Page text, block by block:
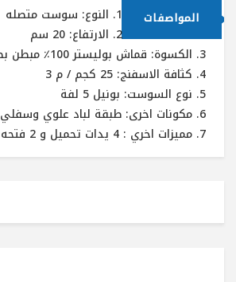
المواصفات
النوع: سوست متصله
الارتفاع: 20 سم
الكسوة: قماش بوليستر 100٪ مبطن بطبقة اسفنج
كثافة الاسفنج: 25 كجم / م 3
نوع السوست: بونيل 5 لفة
مكونات اخرى: طبقة لباد علوي وسفلي
مميزات اخري : 4 يدات تحميل و 2 فتحه تهويه